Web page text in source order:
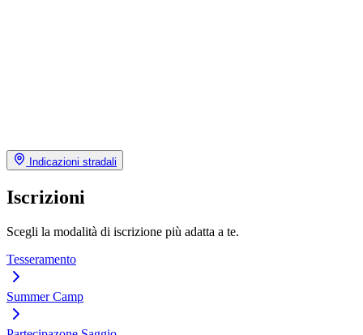
Indicazioni stradali
Iscrizioni
Scegli la modalità di iscrizione più adatta a te.
Tesseramento
Summer Camp